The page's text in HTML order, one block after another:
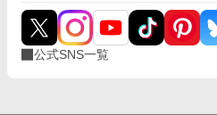
公式SNS一覧